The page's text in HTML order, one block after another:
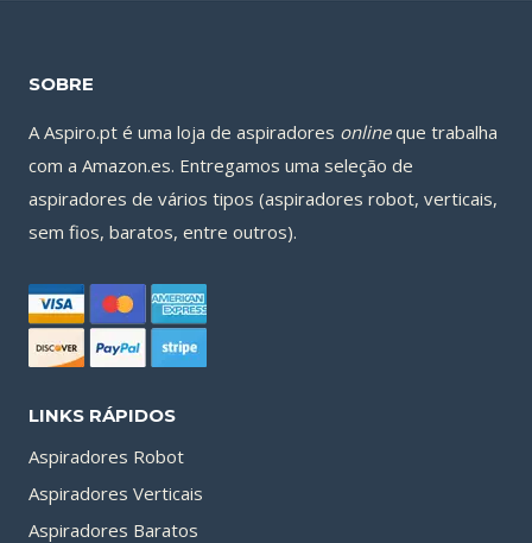
SOBRE
A Aspiro.pt é uma loja de aspiradores onlineque trabalha
com a Amazon.es. Entregamos uma seleção de
aspiradores de vários tipos (aspiradores robot, verticais,
sem fios, baratos, entre outros).
LINKS RÁPIDOS
Aspiradores Robot
Aspiradores Verticais
Aspiradores Baratos